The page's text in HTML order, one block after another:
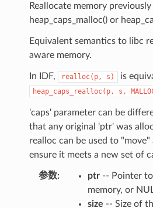
Reallocate memory
heap_caps_malloc() or
Equivalent semantics to libc
aware memory.
In IDF, realloc(p, s) is
heap_caps_realloc(p, s,
'caps' parameter can be
that any original 'ptr' was
realloc can be used to
ensure it meets a new set of
参数: ptr-- Pointer to
memory, or
size -- Size of